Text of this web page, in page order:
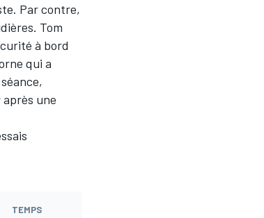
Par contre,
Tom
à bord
qui a
une
TEMPS